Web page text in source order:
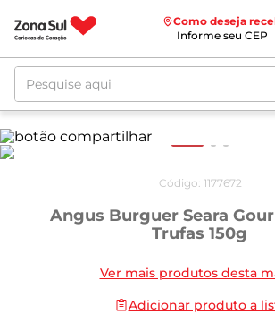
Como deseja
Informe seu CEP
Pesquise aqui
Código: 1177672
Angus Burguer Seara
Trufas 150g
Ver mais produtos desta
Adicionar produto a